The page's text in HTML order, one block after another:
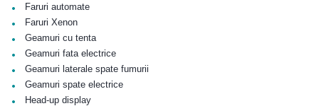
• Faruri automate
• Faruri Xenon
• Geamuri cu tenta
• Geamuri fata electrice
• Geamuri laterale spate fumurii
• Geamuri spate electrice
• Head-up display